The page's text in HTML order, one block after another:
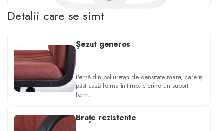
Detalii care se simt
Șezut generos
Pernă din poliuretan de densitate mare, care își
păstrează forma în timp, oferind un suport
ferm.
Brațe rezistente